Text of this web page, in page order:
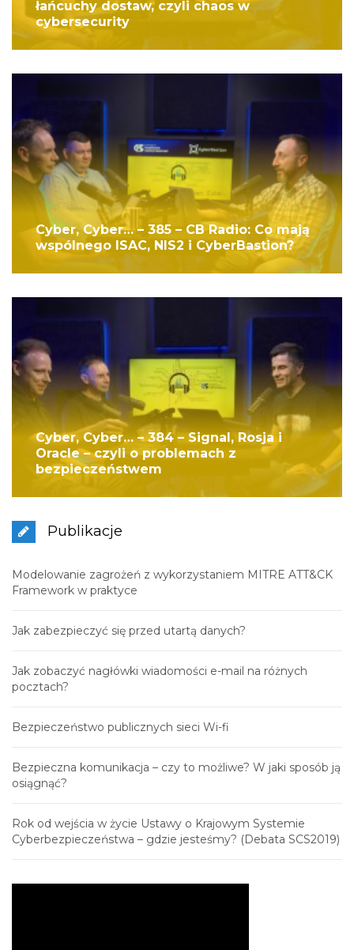
łańcuchy dostaw, czyli chaos w
cybersecurity
Cyber, Cyber… – 385 – CB Radio: Co mają
wspólnego ISAC, NIS2 i CyberBastion?
Cyber, Cyber… – 384 – Signal, Rosja i
Oracle – czyli o problemach z
bezpieczeństwem
Publikacje
Modelowanie zagrożeń z wykorzystaniem MITRE ATT&CK
Framework w praktyce
Jak zabezpieczyć się przed utartą danych?
Jak zobaczyć nagłówki wiadomości e-mail na różnych
pocztach?
Bezpieczeństwo publicznych sieci Wi-fi
Bezpieczna komunikacja – czy to możliwe? W jaki sposób ją
osiągnąć?
Rok od wejścia w życie Ustawy o Krajowym Systemie
Cyberbezpieczeństwa – gdzie jesteśmy? (Debata SCS2019)